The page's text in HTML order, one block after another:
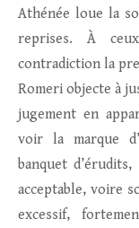
Athénée loue la
reprises. À
contradiction la
Romeri objecte à
jugement en
voir la marque
banquet
acceptable, voire
excessif,